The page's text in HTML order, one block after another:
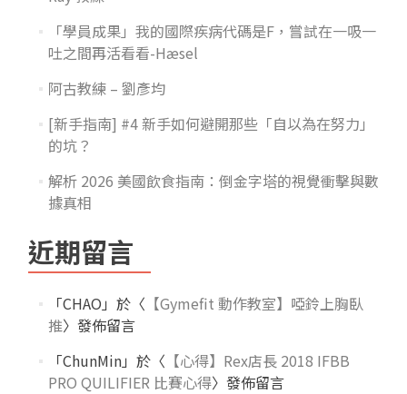
「學員成果」我的國際疾病代碼是F，嘗試在一吸一
吐之間再活看看-Hæsel
阿古教練 – 劉彥均
[新手指南] #4 新手如何避開那些「自以為在努力」
的坑？
解析 2026 美國飲食指南：倒金字塔的視覺衝擊與數
據真相
近期留言
「CHAO 」於〈 【Gymefit 動作教室】啞鈴上胸臥
推〉發佈留言
「ChunMin」於〈 【心得】Rex店長 2018 IFBB
PRO QUILIFIER 比賽心得〉發佈留言